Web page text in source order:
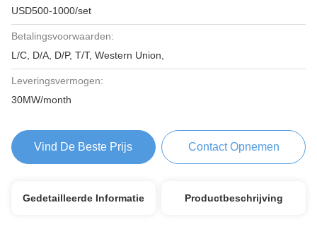
USD500-1000/set
Betalingsvoorwaarden:
L/C, D/A, D/P, T/T, Western Union,
Leveringsvermogen:
30MW/month
Vind De Beste Prijs Contact Opnemen
Gedetailleerde Informatie Productbeschrijving